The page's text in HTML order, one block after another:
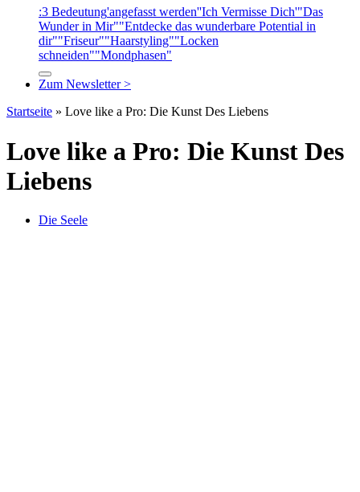
:3 Bedeutung'angefasst werden''Ich Vermisse Dich'"Das
Wunder in Mir""Entdecke das wunderbare Potential in
dir""Friseur""Haarstyling""Locken
schneiden""Mondphasen"
Zum Newsletter >
Startseite » Love like a Pro: Die Kunst Des Liebens
Love like a Pro: Die Kunst Des
Liebens
Die Seele